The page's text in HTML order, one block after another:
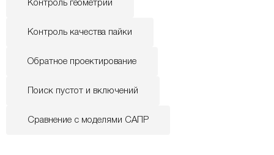
Контроль геометрии
Контроль качества пайки
Обратное проектирование
Поиск пустот и включений
Сравнение с моделями САПР